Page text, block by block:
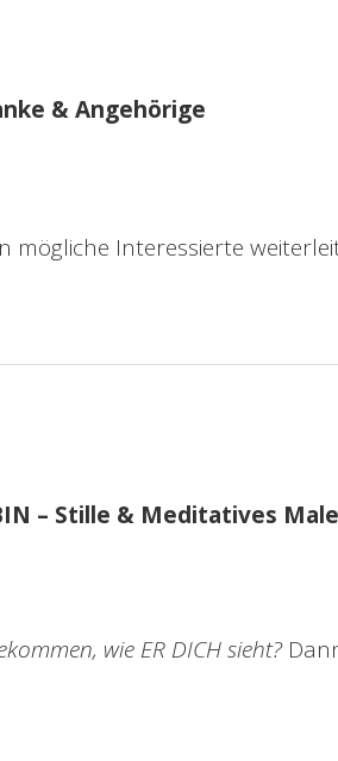
& Angehörige
mögliche Interessierte
– Stille & Meditatives
wie ER DICH sieht?